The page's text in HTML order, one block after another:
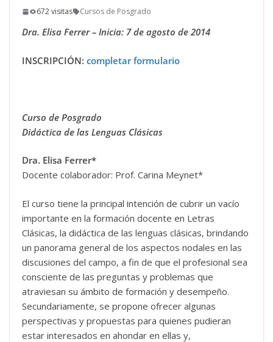
672 visitas Cursos de Posgrado
Dra. Elisa Ferrer – Inicia: 7 de agosto de 2014
INSCRIPCIÓN: completar formulario
Curso de Posgrado
Didáctica de las Lenguas Clásicas
Dra. Elisa Ferrer*
Docente colaborador: Prof. Carina Meynet*
El curso tiene la principal intención de cubrir un vacío
importante en la formación docente en Letras
Clásicas, la didáctica de las lenguas clásicas, brindando
un panorama general de los aspectos nodales en las
discusiones del campo, a fin de que el profesional sea
consciente de las preguntas y problemas que
atraviesan su ámbito de formación y desempeño.
Secundariamente, se propone ofrecer algunas
perspectivas y propuestas para quienes pudieran
estar interesados en ahondar en ellas y,